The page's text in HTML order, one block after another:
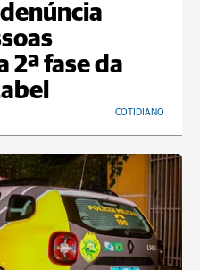
2ª fase da
COTIDIANO